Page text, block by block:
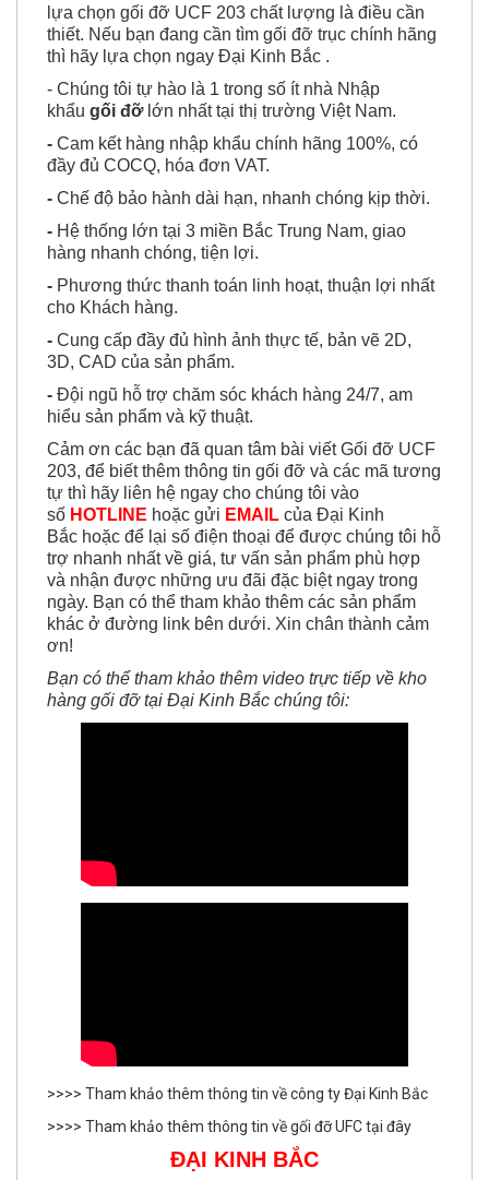
lựa chọn gối đỡ UCF 203 chất lượng là điều cần
thiết. Nếu bạn đang cần tìm gối đỡ trục chính hãng
thì hãy lựa chọn ngay Đại Kinh Bắc .
- Chúng tôi tự hào là 1 trong số ít nhà Nhập
khẩu gối đỡ lớn nhất tại thị trường Việt Nam.
- Cam kết hàng nhập khẩu chính hãng 100%, có
đầy đủ COCQ, hóa đơn VAT.
- Chế độ bảo hành dài hạn, nhanh chóng kịp thời.
- Hệ thống lớn tại 3 miền Bắc Trung Nam, giao
hàng nhanh chóng, tiện lợi.
- Phương thức thanh toán linh hoạt, thuận lợi nhất
cho Khách hàng.
- Cung cấp đầy đủ hình ảnh thực tế, bản vẽ 2D,
3D, CAD của sản phẩm.
- Đội ngũ hỗ trợ chăm sóc khách hàng 24/7, am
hiểu sản phẩm và kỹ thuật.
Cảm ơn các bạn đã quan tâm bài viết Gối đỡ UCF
203, để biết thêm thông tin gối đỡ và các mã tương
tự thì hãy liên hệ ngay cho chúng tôi vào
số HOTLINE hoặc gửi EMAIL của Đại Kinh
Bắc hoặc để lại số điện thoại để được chúng tôi hỗ
trợ nhanh nhất về giá, tư vấn sản phẩm phù hợp
và nhận được những ưu đãi đặc biệt ngay trong
ngày. Bạn có thể tham khảo thêm các sản phẩm
khác ở đường link bên dưới. Xin chân thành cảm
ơn!
Bạn có thể tham khảo thêm video trực tiếp về kho
hàng gối đỡ tại Đại Kinh Bắc chúng tôi:
>>>> Tham khảo thêm thông tin về công ty Đại Kinh Bắc
>>>> Tham khảo thêm thông tin về gối đỡ UFC tại đây
ĐẠI KINH BẮC